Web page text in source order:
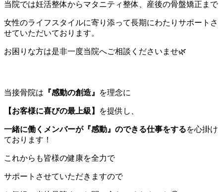
当院では妊活整体からマタニティ整体、産後の骨盤矯正まで
女性のライフスタイルに寄り添って長期にわたりサポートさ
せていただいております。
お困りな方は是非一度当院へご相談くださいませ🌿
当接骨院は 『感動の創造』 を理念に
【お客様に喜びの最上級】 を提供し、
一緒に働くメンバーが『感動』のできる仕事をするを心掛け
ております！
これからも皆様の健康を全力で
サポートさせていただきますので